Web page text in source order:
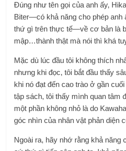
Đúng như tên gọi của anh ấy,
Biter—có khả năng cho phép anh
thứ gì trên thực tế—về cơ bản là
mập…thành thật mà nói thì khá
Mặc dù lúc đầu tôi không thích
nhưng khi đọc, tôi bắt đầu thấy
khi nó đạt đến cao trào ở gần
tập sách, tôi thấy mình quan tâm
một phần không nhỏ là do
góc nhìn của nhân vật phản diện
Ngoài ra, hãy nhớ rằng khả năng